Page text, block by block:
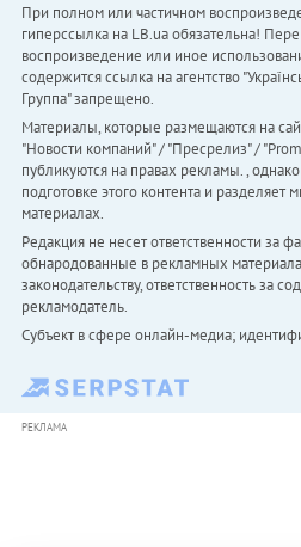
При полном или частичном
гиперссылка на LB.ua обязательна!
воспроизведение или иное
содержится ссылка на агентство
Группа" запрещено.
Материалы, которые размещаются на
"Новости компаний" / "Пресрелиз" /
публикуются на правах рекламы. ,
подготовке этого контента и разделяет
материалах.
Редакция не несет ответственности за
обнародованные в рекламных
законодательству, ответственность за
рекламодатель.
Субъект в сфере онлайн-медиа;
РЕКЛАМА